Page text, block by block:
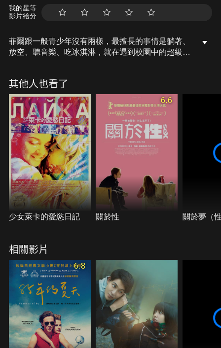
我的星等
影片給分
菲爾跟一般青少年沒有兩樣，最擅長的事情是躺著、
放空、聽音樂、吃冰淇淋，就在遇到校園中的超級天
心。煩惱一直來一直來，菲爾忽然很懷念那些很熱、
天空很藍、吃很多冰淇淋的日子……。
其他人也看了
少女萊卡的愛慾日記
6.6
關於性 關於夢（
相關影片
6.8